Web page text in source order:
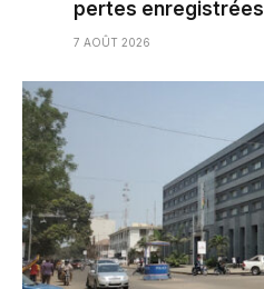
pertes enregistrées
7 AOÛT 2026